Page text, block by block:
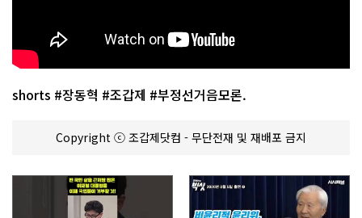
shorts #장동혁 #조갑제 #부정선거음모론.
Copyright ⓒ 조갑제닷컴 - 무단전재 및 재배포 금지